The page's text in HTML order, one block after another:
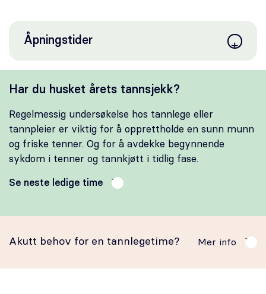
Åpningstider
Har du husket årets tannsjekk?
Regelmessig undersøkelse hos tannlege eller
tannpleier er viktig for å opprettholde en sunn munn
og friske tenner. Og for å avdekke begynnende
sykdom i tenner og tannkjøtt i tidlig fase.
Se neste ledige time
Akutt behov for en tannlegetime? Mer info